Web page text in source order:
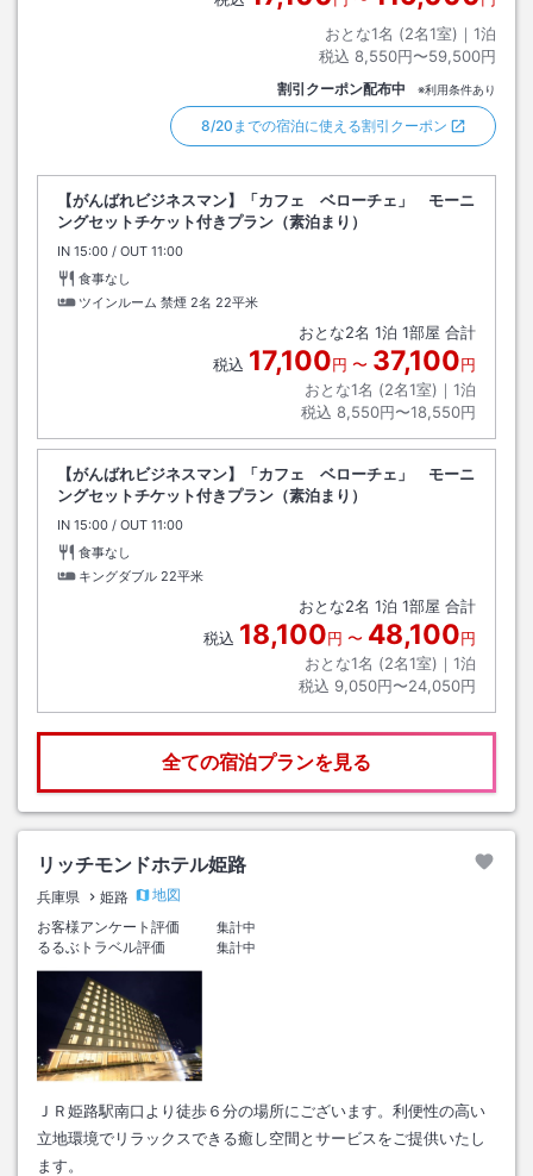
おとな1名 (2名1室)｜ 1泊
税込 8,550円〜59,500円
割引クーポン配布中 ※利用条件あり
8/20までの宿泊に使える割引クーポン
【がんばれビジネスマン】「カフェ ベローチェ」 モーニ
ングセットチケット付きプラン（素泊まり）
IN チェックイン
15:00 / OUT チェックアウト
11:00
食事なし
ツインルーム 禁煙 2名 22平米
おとな2名 1泊 1部屋 合計
税込 17,100円 〜 37,100円
おとな1名 (2名1室)｜ 1泊
税込 8,550円〜18,550円
【がんばれビジネスマン】「カフェ ベローチェ」 モーニ
ングセットチケット付きプラン（素泊まり）
IN チェックイン
15:00 / OUT チェックアウト
11:00
食事なし
キングダブル 22平米
おとな2名 1泊 1部屋 合計
税込 18,100円 〜 48,100円
おとな1名 (2名1室)｜ 1泊
税込 9,050円〜24,050円
全ての宿泊プランを見る
リッチモンドホテル姫路
兵庫県 姫路
地図
お客様アンケート評価
集計中
るるぶトラベル評価 集計中
ＪＲ姫路駅南口より徒歩６分の場所にございます。利便性の高い
立地環境でリラックスできる癒し空間とサービスをご提供いたし
ます。